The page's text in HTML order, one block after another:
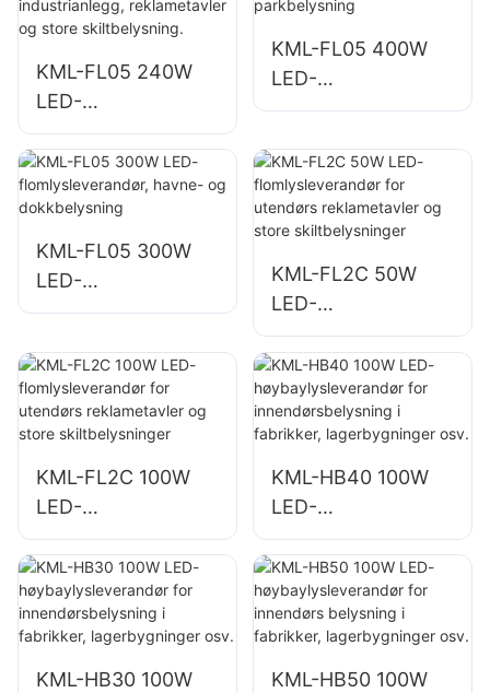
og lagerområder
KML-FL05 240W
LED-
flomlysleverandør,
egnet for
industrianlegg,
reklametavler og
store
skiltbelysning.
KML-FL05 400W
LED-
flomlysleverandør,
parkbelysning
KML-FL05 300W
LED-
flomlysleverandør,
dokkbelysning
KML-FL2C 50W
LED-
flomlysleverandør
for utendørs
reklametavler og
store
KML-FL2C 100W
LED-
flomlysleverandør
for utendørs
reklametavler og
store
KML-HB40 100W
LED-
høybaylysleverand
ør for
innendørsbelysning
i fabrikker,
KML-HB30 100W
KML-HB50 100W